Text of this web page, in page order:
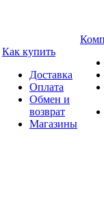
Как купить
Доставка
Оплата
Обмен и
возврат
Магазины